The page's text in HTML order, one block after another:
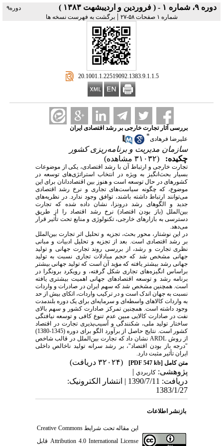
دوره ۹، شماره ۱ - ( فروردين و ارديبشهت ۱۳۸۳ )
دوره۹
شماره ۱ صفحات ۵۸-۲۷
|برگشت به فهرست نسخه ها
‎ 20.1001.1.22519092.1383.9.1.1.5
بررسی آثار تجارت خارجی بر رشد اقتصادی ایران
علیرضا فرهادی*
سازمان مدیریت و برنامه‌ریزی کشور
چکیده:
(۳۱۰۳۲ مشاهده)
تجارت خارجی و ارتباط آن با رشد اقتصادی، یکی از موضوعات
بسیار بحث‌انگیز به ویژه در انتخاب استراتژی‌های توسعه در
کشورهای در حال توسعه است و هنوز بین اقتصاددانان برای این
موضوع، که چگونه سیاست‌های تجاری و نرخ رشد اقتصادی
می‌توانند ارتباط داشته باشند، توافق وجود ندارد. در نظریه‌های
جدید و الگوهای رشد درونزا، نشان داده شده که تجارت
بین‌الملل (باز بودن اقتصاد) نرخ رشد اقتصاد را از طریق
دسترسی به بازارهای خارجی، تکنولوژی و منابع تحت تأثیر قرار
می‌دهد.
در این نوشتار، محور بحث، تجزیه و تحلیل اثر تجارت بین‌الملل
بر رشد اقتصادی است. بعد از تجزیه و تحلیل ادبیات و مبانی
نظری تجارت و رشد، از بررسی روند تجارت جهانی و تولید
جهانی مشخص شد که حجم مبادلات تجاری نسبت به تولید
جهانی رشد بیشتر یافته که مؤید آن است که تولید جهانی بیشتر
براساس انگیزه‌های تجاری شکل گرفته، و رویکرد برونگرا در
برنامه رشد و توسعه اقتصادهای جهانی اهمیت بیشتری یافته
است. همچنین مشخص شد که سهم ایران در صادرات و واردات
نسبت به جهان اندک است و در ترکیب واردات، اتکای بیش از حد
به واردات کالاهای واسطه‌ای و سرمایه‌ای برای یک دوره بلندمدت
وجود داشته است. همچنین تمرکز صادارت کشور و سهم بالای
نفت در صادارت کالایی مبین عدم تنوع کافی و توسعه نیافتگی
ساختار تولید ملی، شکنندگی و آسیب‌پذیری تجارت در اقتصاد
کشور است. نتایج حاصل از برآورد الگو برای دوره (1345-1380)
از روش ARDL نشان داد که تجارت بین‌الملل در قالب شاخص
"درجه باز بودن اقتصاد"، بر رشد سرانه تولید ناخالص داخلی
ایران تأثیر مثبت دارد.
متن کامل [PDF 547 kb]
(۳۲۰۲۴ دریافت)
پژوهشی: كاربردي|
دریافت: 1390/7/11 | انتشار الکترونیک:
1383/1/27
بازنشر اطلاعات
این مقاله تحت شرایطCreative Commons
Attribution 4.0 International License قابل